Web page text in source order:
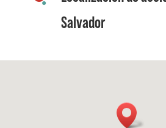
Salvador